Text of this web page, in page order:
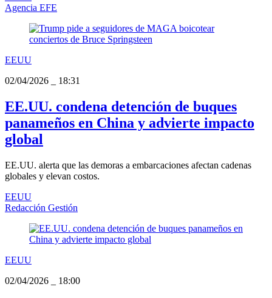
Agencia EFE
EEUU
02/04/2026
18:31
EE.UU. condena detención de buques
panameños en China y advierte impacto
global
EE.UU. alerta que las demoras a embarcaciones afectan cadenas
globales y elevan costos.
EEUU
Redacción Gestión
EEUU
02/04/2026
18:00